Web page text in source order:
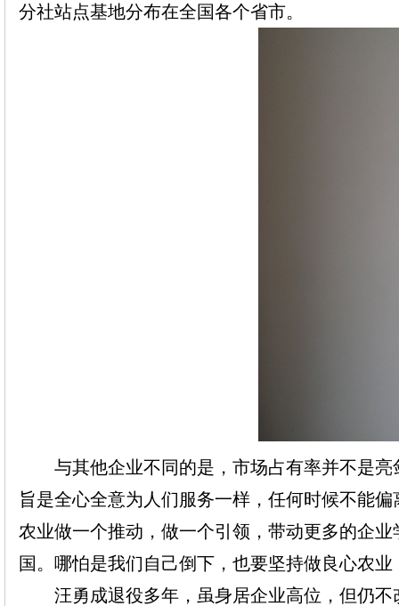
分社站点基地分布在全国各个省市。
与其他企业不同的是，市场占有率并不是亮
旨是全心全意为人们服务一样，任何时候不能
农业做一个推动，做一个引领，带动更多的企
国。哪怕是我们自己倒下，也要坚持做良心农
汪勇成退役多年，虽身居企业高位，但仍